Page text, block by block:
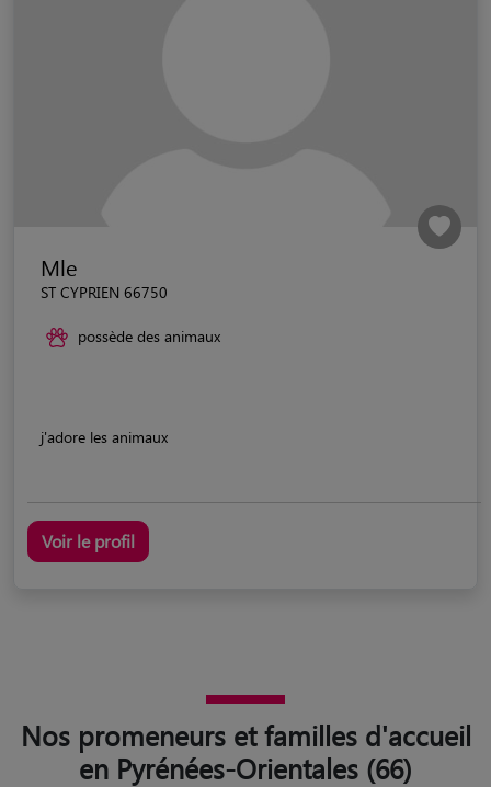
Mle
ST CYPRIEN 66750
possède des animaux
j'adore les animaux
Voir le profil
Nos promeneurs et familles d'accueil
en Pyrénées-Orientales (66)